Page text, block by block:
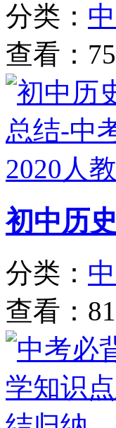
分类：
查看：
初中历
分类：
查看：